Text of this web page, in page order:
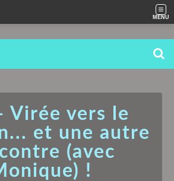
MENU
Virée vers le
et une autre
(avec
!